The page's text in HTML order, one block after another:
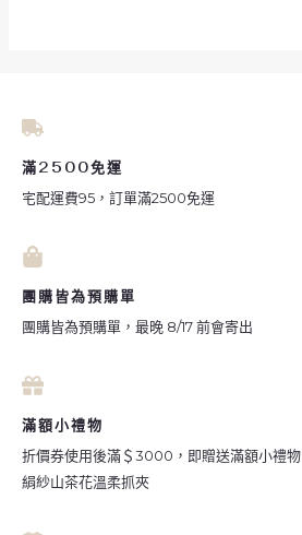
滿2500免運
宅配運費95，訂單滿2500免運
團購皆為預購單
團購皆為預購單，最晚 8/17 前會寄出
滿額小禮物
折價券使用後滿＄3000，即贈送滿額小禮物
絹紗山茶花溫柔抓夾